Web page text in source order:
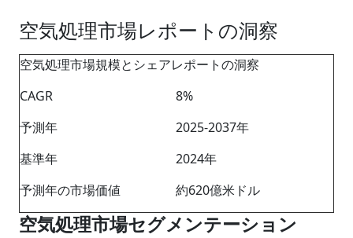
空気処理市場レポートの洞察
空気処理市場規模とシェアレポートの洞察
CAGR
8%
予測年
2025-2037年
基準年
2024年
予測年の市場価値
約620億米ドル
空気処理市場セグメンテーション